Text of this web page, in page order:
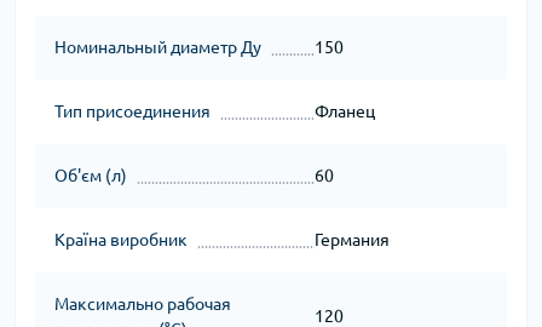
Номинальный диаметр Ду 150
Тип присоединения Фланец
Об'єм (л) 60
Країна виробник Германия
Максимально рабочая
120